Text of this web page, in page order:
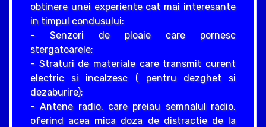
obtinere unei experiente cat mai interesante
in timpul condusului:
- Senzori de ploaie care pornesc
stergatoarele;
- Straturi de materiale care transmit curent
electric si incalzesc ( pentru dezghet si
dezaburire);
- Antene radio, care preiau semnalul radio,
oferind acea mica doza de distractie de la